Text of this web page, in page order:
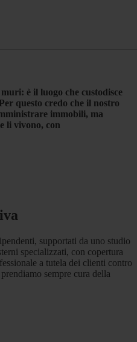
è il luogo che custodisce
questo credo che il nostro
immobili, ma
li vivono, con
supportati da uno studio
specializzati, con copertura
a tutela dei clienti contro
sempre cura della